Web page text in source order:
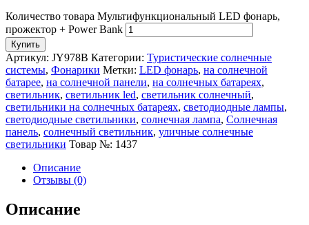
Количество товара Мультифункциональный LED фонарь,
прожектор + Power Bank
Купить
Артикул: JY978B Категории: Туристические солнечные
системы, Фонарики Метки: LED фонарь, на солнечной
батарее, на солнечной панели, на солнечных батареях,
светильник, светильник led, светильник солнечный,
светильники на солнечных батареях, светодиодные лампы,
светодиодные светильники, солнечная лампа, Солнечная
панель, солнечный светильник, уличные солнечные
светильники Товар №: 1437
Описание
Отзывы (0)
Описание